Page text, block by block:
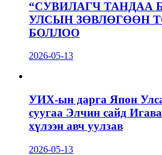
“СУВИЛАГЧ ТАНДАА
УЛСЫН ЗӨВЛӨГӨӨН
БОЛЛОО
2026-05-13
УИХ-ын дарга Япон
суугаа Элчин сайд
хүлээн авч уулзав
2026-05-13